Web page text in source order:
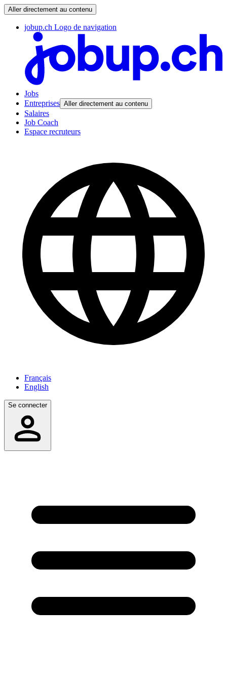
Aller directement au contenu
jobup.ch Logo de navigation
Jobs
Entreprises Aller directement au contenu
Salaires
Job Coach
Espace recruteurs
Français
English
Se connecter